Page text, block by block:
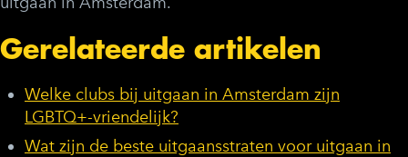
Gerelateerde artikelen
Welke clubs bij uitgaan in Amsterdam zijn
LGBTQ+-vriendelijk?
Wat zijn de beste uitgaansstraten voor uitgaan in